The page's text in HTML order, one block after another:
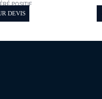
POSITIF
DEVIS